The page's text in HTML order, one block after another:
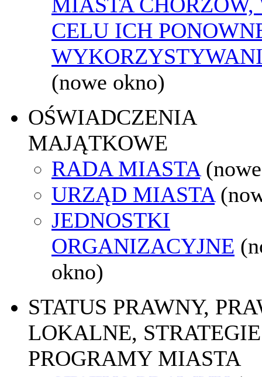
CELU ICH
(nowe okno)
OŚWIADCZENIA
MAJĄTKOWE
RADA MIASTA
URZĄD MIASTA
JEDNOSTKI
ORGANIZACYJNE
okno)
STATUS PRAWNY,
LOKALNE,
PROGRAMY MIASTA